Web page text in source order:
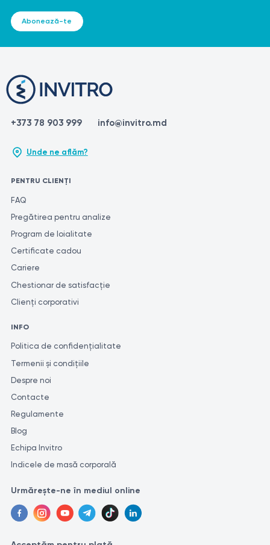
Abonează-te
+373 78 903 999 info@invitro.md
Unde ne aflăm?
PENTRU CLIENȚI
FAQ
Pregătirea pentru analize
Program de loialitate
Certificate cadou
Cariere
Chestionar de satisfacție
Clienți corporativi
INFO
Politica de confidențialitate
Termenii și condițiile
Despre noi
Contacte
Regulamente
Blog
Echipa Invitro
Indicele de masă corporală
Urmărește-ne în mediul online